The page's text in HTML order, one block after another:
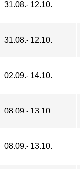
31.08.- 12.10.
31.08.- 12.10.
02.09.- 14.10.
08.09.- 13.10.
08.09.- 13.10.